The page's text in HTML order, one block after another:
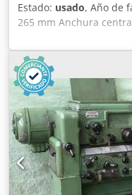
Estado: usado, Año de
265 mm Anchura
Ø de circulación: sobre
husillo: 65 mm
cónico: 5 MK
longitudinal/plano
rosca: 0,35 - 560 mm
espacio necesario: